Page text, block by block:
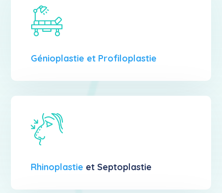
Génioplastie et Profiloplastie
Rhinoplastie et Septoplastie